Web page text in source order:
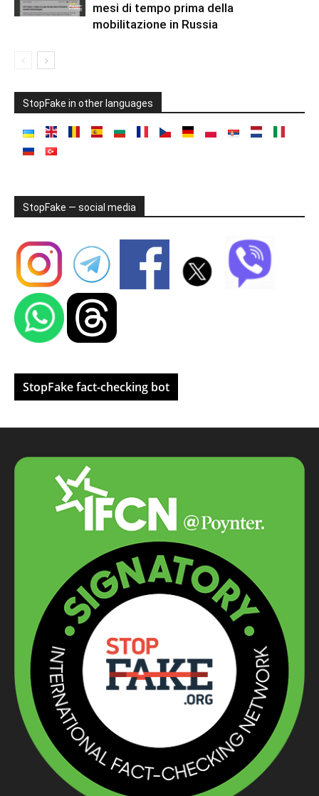
mesi di tempo prima della
mobilitazione in Russia
StopFake in other languages
StopFake — social media
StopFake fact-checking bot